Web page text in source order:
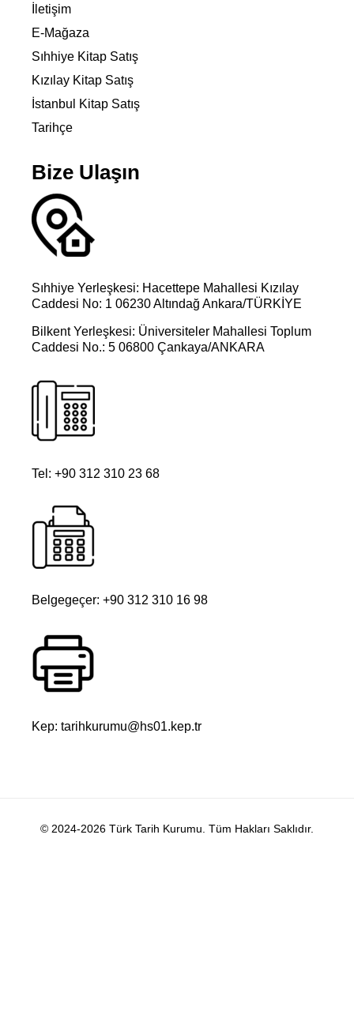
İletişim
E-Mağaza
Sıhhiye Kitap Satış
Kızılay Kitap Satış
İstanbul Kitap Satış
Tarihçe
Bize Ulaşın
Sıhhiye Yerleşkesi: Hacettepe Mahallesi Kızılay
Caddesi No: 1 06230 Altındağ Ankara/TÜRKİYE
Bilkent Yerleşkesi: Üniversiteler Mahallesi Toplum
Caddesi No.: 5 06800 Çankaya/ANKARA
Tel: +90 312 310 23 68
Belgegeçer: +90 312 310 16 98
Kep: tarihkurumu@hs01.kep.tr
© 2024-2026 Türk Tarih Kurumu. Tüm Hakları Saklıdır.